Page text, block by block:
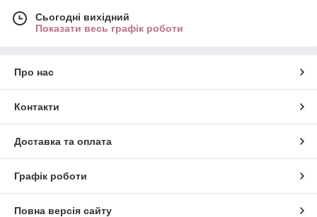
Сьогодні вихідний
Показати весь графік роботи
Про нас
Контакти
Доставка та оплата
Графік роботи
Повна версія сайту